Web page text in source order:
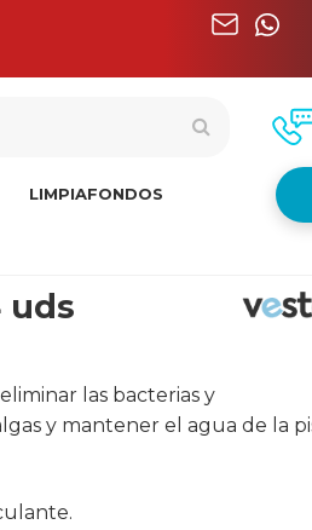
LIMPIAFONDOS
uds
las bacterias y
y mantener el agua de la